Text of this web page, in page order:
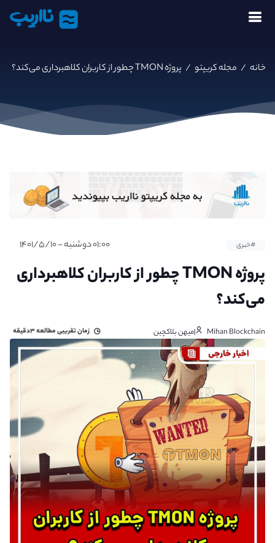
نااریب
خانه / مجله کریپتو / پروژه TMON چطور از کاربران کلاهبرداری می‌کند؟
#خبری ۰۱:۰۰ دوشنبه - ۱۴۰۱/۵/۱۰
پروژه TMON چطور از کاربران کلاهبرداری
می‌کند؟
Mihan Blockchain|‌میهن بلاکچین زمان تقریبی مطالعه۳دقیقه